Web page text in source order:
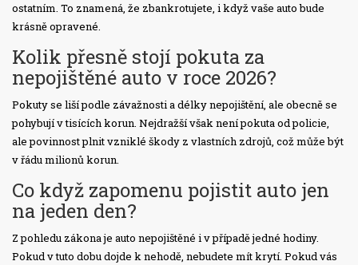
ostatním. To znamená, že zbankrotujete, i když vaše auto bude
krásně opravené.
Kolik přesně stojí pokuta za
nepojištěné auto v roce 2026?
Pokuty se liší podle závažnosti a délky nepojištění, ale obecně se
pohybují v tisících korun. Nejdražší však není pokuta od policie,
ale povinnost plnit vzniklé škody z vlastních zdrojů, což může být
v řádu milionů korun.
Co když zapomenu pojistit auto jen
na jeden den?
Z pohledu zákona je auto nepojištěné i v případě jedné hodiny.
Pokud v tuto dobu dojde k nehodě, nebudete mít krytí. Pokud vás